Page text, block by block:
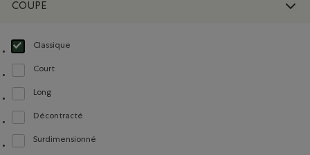
COUPE
Classique
Choisir Classé selon Coupe : Classique(Classic)
Court
Classer selon Coupe : Court(Short)
Long
Classer selon Coupe : Long(Tall)
Décontracté
Classer selon Coupe : Décontracté(Relaxed)
Surdimensionné
Classer selon Coupe : Surdimensionné(Oversized)